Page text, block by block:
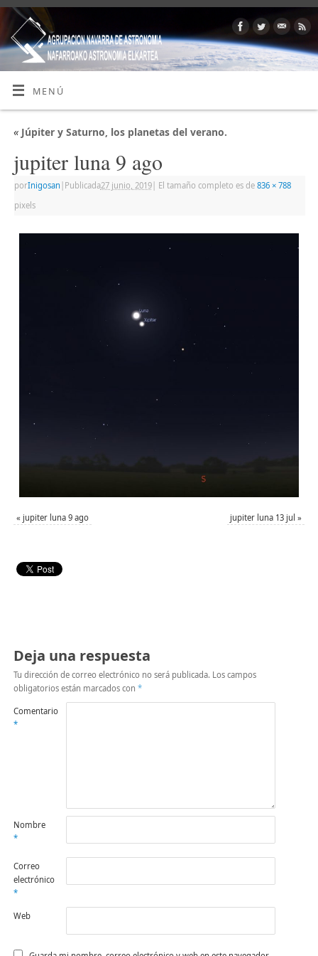
MENÚ
«Júpiter y Saturno, los planetas del verano.
jupiter luna 9 ago
porInigosan Publicada27 junio, 2019| El tamaño completo es de 836 × 788
pixels
« jupiter luna 9 ago jupiter luna 13 jul »
Deja una respuesta
Tu dirección de correo electrónico no será publicada. Los campos
obligatorios están marcados con *
Comentario
*
Nombre
*
Correo
electrónico
*
Web